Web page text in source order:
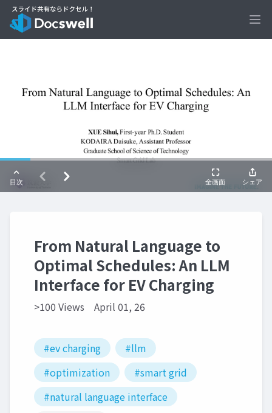
From Natural Language to
Optimal Schedules: An LLM
Interface for EV Charging
>100 Views April 01, 26
#ev charging
#llm
#optimization
#smart grid
#natural language interface